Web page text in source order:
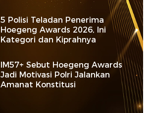
5 Polisi Teladan Penerima
Hoegeng Awards 2026, Ini
Kategori dan Kiprahnya
IM57+ Sebut Hoegeng Awards
Jadi Motivasi Polri Jalankan
Amanat Konstitusi